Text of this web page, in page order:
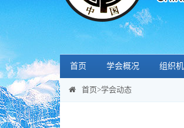
首页 学会概况 组织
首页>学会动态